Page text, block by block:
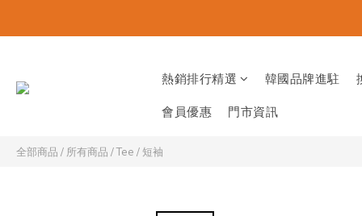
熱銷排行精選 韓國品牌進駐
會員優惠 門市資訊
全部商品 / 所有商品 /Tee / 短袖